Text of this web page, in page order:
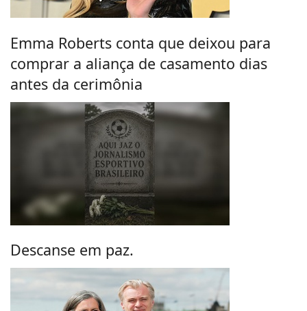
Emma Roberts conta que deixou para
comprar a aliança de casamento dias
antes da cerimônia
Descanse em paz.